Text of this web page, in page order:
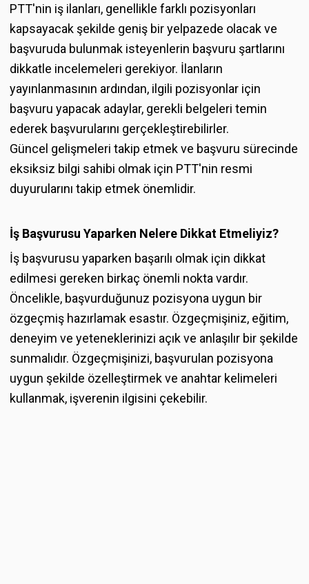
PTT'nin iş ilanları, genellikle farklı pozisyonları
kapsayacak şekilde geniş bir yelpazede olacak ve
başvuruda bulunmak isteyenlerin başvuru şartlarını
dikkatle incelemeleri gerekiyor. İlanların
yayınlanmasının ardından, ilgili pozisyonlar için
başvuru yapacak adaylar, gerekli belgeleri temin
ederek başvurularını gerçekleştirebilirler.
Güncel gelişmeleri takip etmek ve başvuru sürecinde
eksiksiz bilgi sahibi olmak için PTT'nin resmi
duyurularını takip etmek önemlidir.
İş Başvurusu Yaparken Nelere Dikkat Etmeliyiz?
İş başvurusu yaparken başarılı olmak için dikkat
edilmesi gereken birkaç önemli nokta vardır.
Öncelikle, başvurduğunuz pozisyona uygun bir
özgeçmiş hazırlamak esastır. Özgeçmişiniz, eğitim,
deneyim ve yeteneklerinizi açık ve anlaşılır bir şekilde
sunmalıdır. Özgeçmişinizi, başvurulan pozisyona
uygun şekilde özelleştirmek ve anahtar kelimeleri
kullanmak, işverenin ilgisini çekebilir.